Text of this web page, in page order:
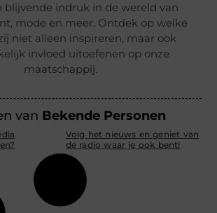
blijvende indruk in de wereld van
mode en meer. Ontdek op welke
niet alleen inspireren, maar ook
invloed uitoefenen op onze
maatschappij.
van Bekende Personen
Volg het nieuws en geniet van
de radio waar je ook bent!